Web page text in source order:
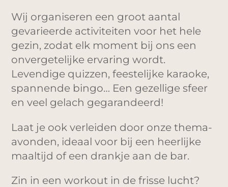
Wij organiseren een groot aantal
gevarieerde activiteiten voor het hele
gezin, zodat elk moment bij ons een
onvergetelijke ervaring wordt.
Levendige quizzen, feestelijke karaoke,
spannende bingo… Een gezellige sfeer
en veel gelach gegarandeerd!
Laat je ook verleiden door onze thema-
avonden, ideaal voor bij een heerlijke
maaltijd of een drankje aan de bar.
Zin in een workout in de frisse lucht?